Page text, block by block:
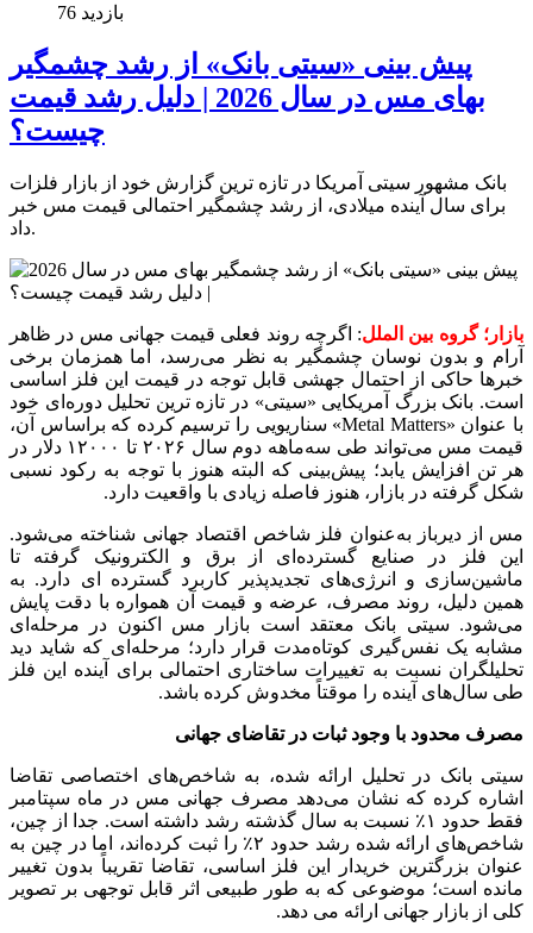
76 بازدید
پیش بینی «سیتی بانک» از رشد چشمگیر
بهای مس در سال 2026 | دلیل رشد قیمت
چیست؟
بانک مشهور سیتی آمریکا در تازه ترین گزارش خود از بازار فلزات
برای سال آینده میلادی، از رشد چشمگیر احتمالی قیمت مس خبر
داد.
بازار؛ گروه بین الملل: اگرچه روند فعلی قیمت جهانی مس در ظاهر
آرام و بدون نوسان چشمگیر به‌ نظر می‌رسد، اما همزمان برخی
خبرها حاکی از احتمال جهشی قابل‌ توجه در قیمت این فلز اساسی
است. بانک بزرگ آمریکایی «سیتی» در تازه ترین تحلیل دوره‌ای خود
با عنوان «Metal Matters» سناریویی را ترسیم کرده که براساس آن،
قیمت مس می‌تواند طی سه‌ماهه دوم سال ۲۰۲۶ تا ۱۲۰۰۰ دلار در
هر تن افزایش یابد؛ پیش‌بینی‌ که البته هنوز با توجه به رکود نسبی
شکل گرفته در بازار، هنوز فاصله زیادی با واقعیت دارد.
مس از دیرباز به‌عنوان فلز شاخص اقتصاد جهانی شناخته می‌شود.
این فلز در صنایع گسترده‌ای از برق و الکترونیک گرفته تا
ماشین‌سازی و انرژی‌های تجدیدپذیر کاربرد گسترده ای دارد. به
همین دلیل، روند مصرف، عرضه و قیمت آن همواره با دقت پایش
می‌شود. سیتی بانک معتقد است بازار مس اکنون در مرحله‌ای
مشابه یک نفس‌گیری کوتاه‌مدت قرار دارد؛ مرحله‌ای که شاید دید
تحلیلگران نسبت‌ به تغییرات ساختاری احتمالی برای آینده این فلز
طی سال‌های آینده را موقتاً مخدوش کرده باشد.
مصرف محدود با وجود ثبات در تقاضای جهانی
سیتی بانک در تحلیل ارائه شده، به شاخص‌های اختصاصی تقاضا
اشاره کرده که نشان می‌دهد مصرف جهانی مس در ماه سپتامبر
فقط حدود ۱٪ نسبت‌ به سال گذشته رشد داشته است. جدا از چین،
شاخص‌های ارائه شده رشد حدود ۲٪ را ثبت کرده‌اند، اما در چین به
عنوان بزرگترین خریدار این فلز اساسی، تقاضا تقریباً بدون تغییر
مانده است؛ موضوعی که به‌ طور طبیعی اثر قابل ‌توجهی بر تصویر
کلی از بازار جهانی ارائه می دهد.